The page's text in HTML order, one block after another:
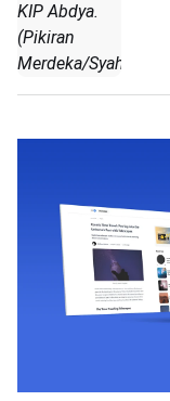
KIP Abdya.
(Pikiran
Merdeka/Syahrizal)